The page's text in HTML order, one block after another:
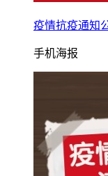
疫情抗疫通知
手机海报